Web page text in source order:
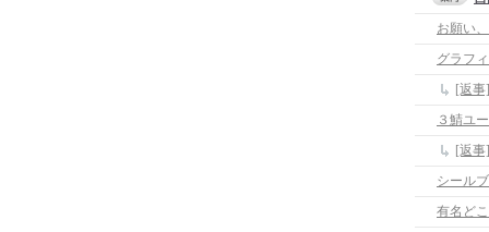
グラフ
[返
３鯖ユ
[返
シール
有名ど